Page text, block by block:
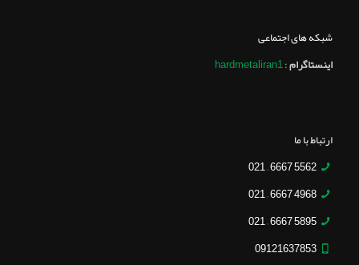
شبکه های اجتماعی
اینستاگرام:
hardmetaliran1
ارتباط با ما
5562 6667 – 021
4968 6667 – 021
5895 6667 – 021
09121637853